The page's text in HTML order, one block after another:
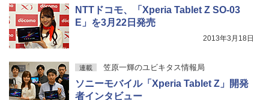
NTTドコモ、「Xperia Tablet Z SO-03
E」を3月22日発売
2013年3月18日
連載 笠原一輝のユビキタス情報局
ソニーモバイル「Xperia Tablet Z」開発
者インタビュー